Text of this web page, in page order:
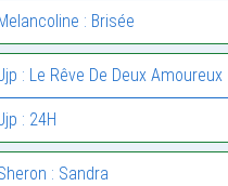
Melancoline : Brisée
: Le Rêve De Deux Amoureux
: 24H
: Sandra